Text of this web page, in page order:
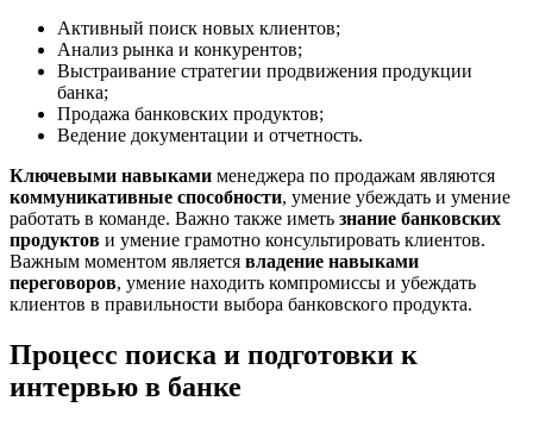
Активный поиск новых клиентов;
Анализ рынка и конкурентов;
Выстраивание стратегии продвижения продукции
банка;
Продажа банковских продуктов;
Ведение документации и отчетность.
Ключевыми навыками менеджера по продажам являются
коммуникативные способности, умение убеждать и умение
работать в команде. Важно также иметь знание банковских
продуктов и умение грамотно консультировать клиентов.
Важным моментом является владение навыками
переговоров, умение находить компромиссы и убеждать
клиентов в правильности выбора банковского продукта.
Процесс поиска и подготовки к
интервью в банке